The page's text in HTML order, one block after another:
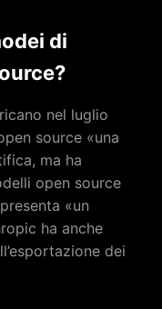
di
nel luglio
source «una
ma ha
open source
«un
ha anche
dei